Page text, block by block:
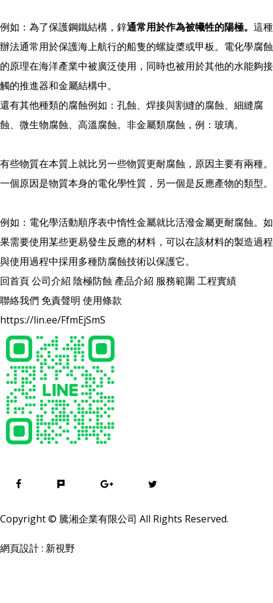
例如：為了保護鋼鐵結構，鋅通常用於作為被犧牲的陽極。 這種
辦法通常用於保護海上航行的船隻的螺旋槳或甲板。電化學腐蝕
的原理在海洋產業中被廣泛使用，同時也被用於其他的水能夠接
觸的推進器和金屬結構中。
還有其他種類的腐蝕例如：孔蝕、焊接與割縫的腐蝕、細縫腐
蝕、微生物腐蝕、高溫腐蝕。非金屬類腐蝕，例：玻璃。
有些物質在本質上就比另一些物質更耐腐蝕，原因主要有兩種。
一個原因是物質本身的電化學性質，另一個是反應產物的類型。
例如：電化學活動順序表中惰性金屬就比活潑金屬更耐腐蝕。如
果需要使用某些更易發生反應的材料，可以在該材料的製造過程
與使用過程中採用多種防腐蝕技術以保護它。
回首頁公司介紹 陰極防蝕 產品介紹 服務範圍 工程實績
聯絡我們 免責聲明 使用條款
https://lin.ee/FfmEjSmS
Copyright © 騰湘企業有限公司 All Rights Reserved.
網頁設計 : 新視野